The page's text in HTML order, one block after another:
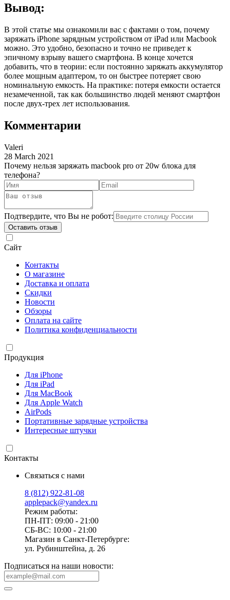
Вывод:
В этой статье мы ознакомили вас с фактами о том, почему
заряжать iPhone зарядным устройством от iPad или Macbook
можно. Это удобно, безопасно и точно не приведет к
эпичному взрыву вашего смартфона. В конце хочется
добавить, что в теории: если постоянно заряжать аккумулятор
более мощным адаптером, то он быстрее потеряет свою
номинальную емкость. На практике: потеря емкости остается
незамеченной, так как большинство людей меняют смартфон
после двух-трех лет использования.
Комментарии
Valeri
28 March 2021
Почему нельзя заряжать macbook pro от 20w блока для
телефона?
Подтвердите, что Вы не робот:
Оставить отзыв
Сайт
Контакты
О магазине
Доставка и оплата
Скидки
Новости
Обзоры
Оплата на сайте
Политика конфиденциальности
Продукция
Для iPhone
Для iPad
Для MacBook
Для Apple Watch
AirPods
Портативные зарядные устройства
Интересные штучки
Контакты
Связаться с нами
8 (812) 922-81-08
applepack@yandex.ru
Режим работы:
ПН-ПТ: 09:00 - 21:00
СБ-ВС: 10:00 - 21:00
Магазин в Санкт-Петербурге:
ул. Рубинштейна, д. 26
Подписаться на наши новости: